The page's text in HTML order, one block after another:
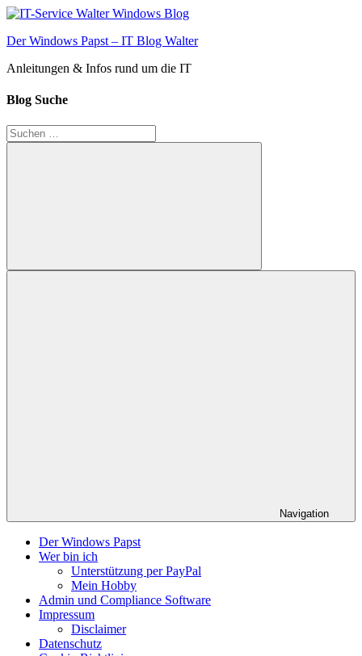
Zum
springen
Der Windows Papst – IT Blog Walter
Anleitungen & Infos rund um die IT
Blog Suche
Suchen
nach:
Suchen
Navigation
Der Windows Papst
Wer bin ich
Unterstützung per PayPal
Mein Hobby
Admin und Compliance Software
Impressum
Disclaimer
Datenschutz